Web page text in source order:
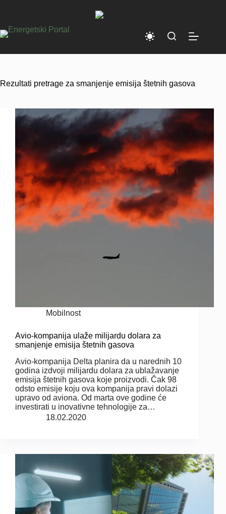
Rezultati pretrage za smanjenje emisija štetnih gasova
Mobilnost
Avio-kompanija ulaže milijardu dolara za
smanjenje emisija štetnih gasova
Avio-kompanija Delta planira da u narednih 10
godina izdvoji milijardu dolara za ublažavanje
emisija štetnih gasova koje proizvodi. Čak 98
odsto emisije koju ova kompanija pravi dolazi
upravo od aviona. Od marta ove godine će
investirati u inovativne tehnologije za…
18.02.2020